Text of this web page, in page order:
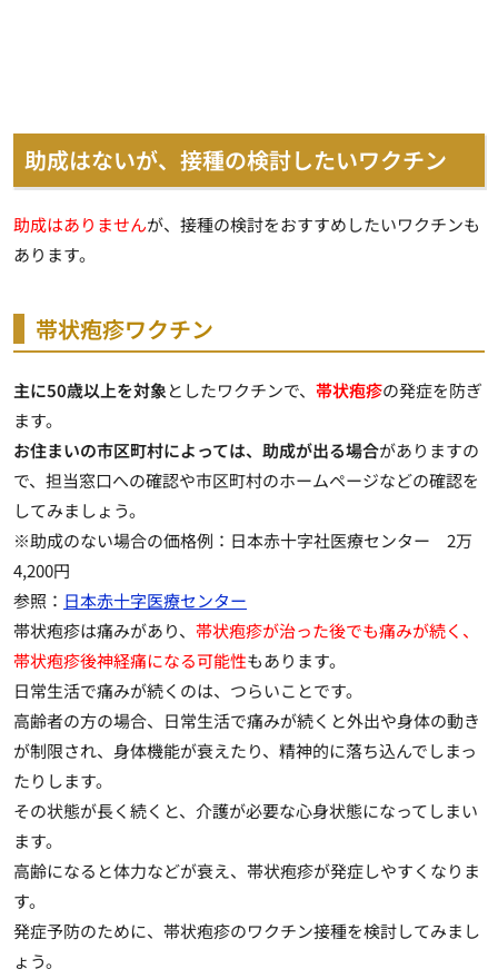
助成はないが、接種の検討したいワクチン
助成はありませんが、接種の検討をおすすめしたいワクチンも
あります。
帯状疱疹ワクチン
主に50歳以上を対象としたワクチンで、 帯状疱疹の発症を防ぎ
ます。
お住まいの市区町村によっては、助成が出る場合がありますの
で、担当窓口への確認や市区町村のホームページなどの確認を
してみましょう。
※助成のない場合の価格例：日本赤十字社医療センター 2万
4,200円
参照： 日本赤十字医療センター
帯状疱疹は痛みがあり、 帯状疱疹が治った後でも痛みが続く、
帯状疱疹後神経痛になる可能性もあります。
日常生活で痛みが続くのは、つらいことです。
高齢者の方の場合、日常生活で痛みが続くと外出や身体の動き
が制限され、身体機能が衰えたり、精神的に落ち込んでしまっ
たりします。
その状態が長く続くと、介護が必要な心身状態になってしまい
ます。
高齢になると体力などが衰え、帯状疱疹が発症しやすくなりま
す。
発症予防のために、帯状疱疹のワクチン接種を検討してみまし
ょう。